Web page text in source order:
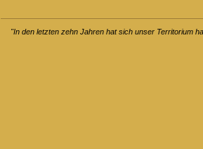
"In den letzten zehn Jahren hat sich unser Territorium